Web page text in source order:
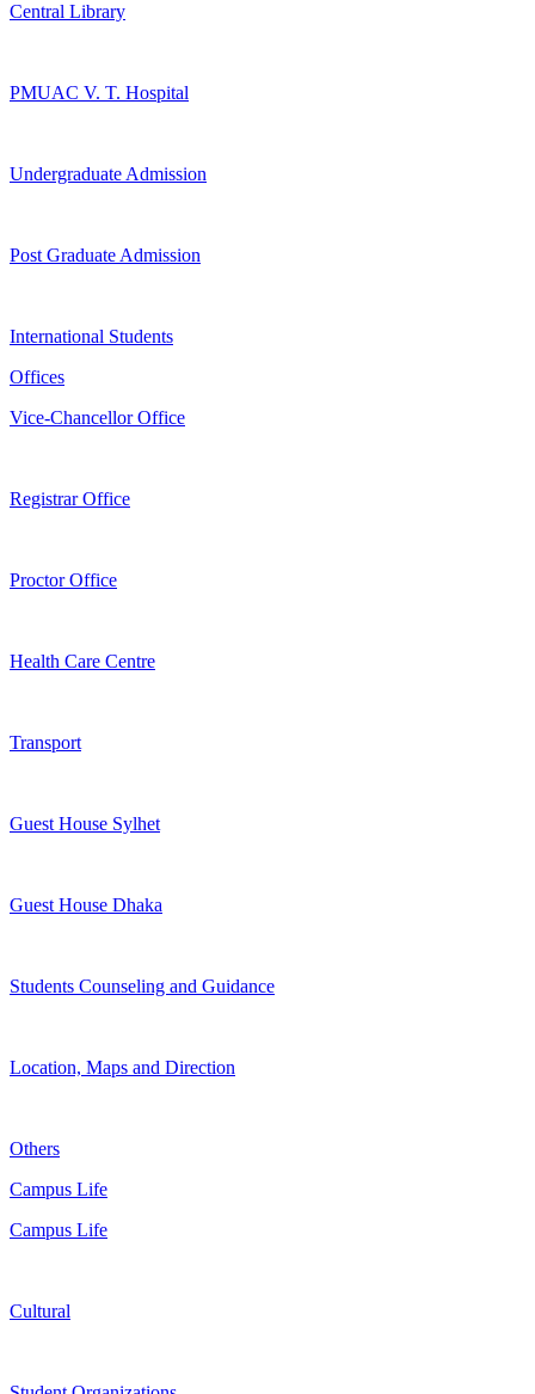
Central Library
PMUAC V. T. Hospital
Undergraduate Admission
Post Graduate Admission
International Students
Offices
Vice-Chancellor Office
Registrar Office
Proctor Office
Health Care Centre
Transport
Guest House Sylhet
Guest House Dhaka
Students Counseling and Guidance
Location, Maps and Direction
Others
Campus Life
Campus Life
Cultural